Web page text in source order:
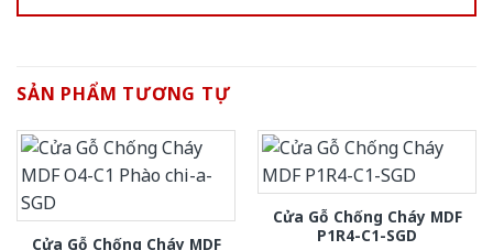
SẢN PHẨM TƯƠNG TỰ
Cửa Gỗ Chống Cháy MDF
Cửa Gỗ Chống Cháy MDF
P1R4-C1-SGD